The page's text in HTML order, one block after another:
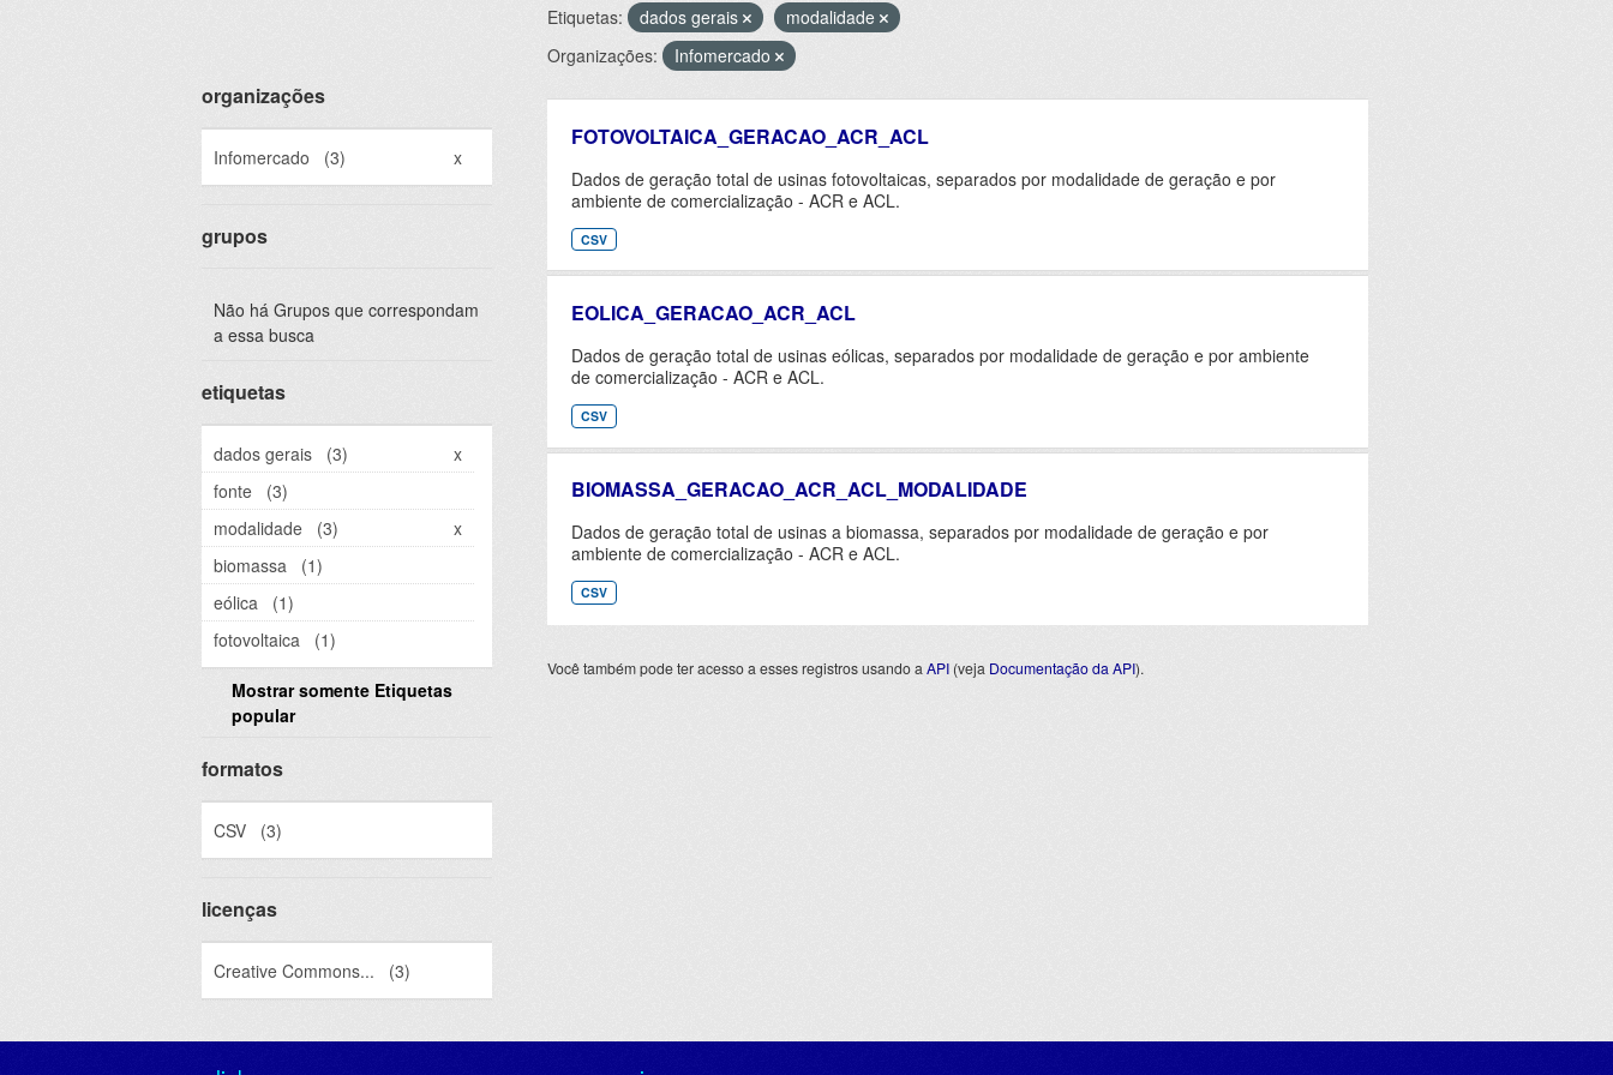
organizações
Infomercado (3) x
grupos
Não há Grupos que correspondam
a essa busca
etiquetas
dados gerais (3)
x
fonte
(3)
modalidade
(3)
x
biomassa
(1)
eólica
(1)
fotovoltaica
(1)
Mostrar somente Etiquetas
popular
formatos
CSV (3)
licenças
Creative Commons... (3)
Etiquetas: dados gerais
modalidade
Organizações:
Infomercado
FOTOVOLTAICA_GERACAO_ACR_ACL
Dados de geração total de usinas fotovoltaicas, separados por modalidade de geração e por
ambiente de comercialização - ACR e ACL.
CSV
EOLICA_GERACAO_ACR_ACL
Dados de geração total de usinas eólicas, separados por modalidade de geração e por ambiente
de comercialização - ACR e ACL.
CSV
BIOMASSA_GERACAO_ACR_ACL_MODALIDADE
Dados de geração total de usinas a biomassa, separados por modalidade de geração e por
ambiente de comercialização - ACR e ACL.
CSV
Você também pode ter acesso a esses registros usando a API (veja Documentação da API).